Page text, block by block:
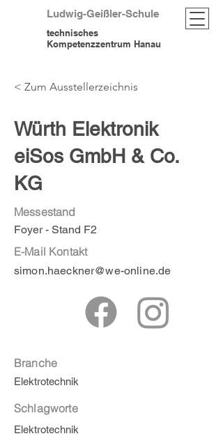
Ludwig-Geißler-Schule
technisches
Kompetenzzentrum Hanau
< Zum Ausstellerzeichnis
Würth Elektronik
eiSos GmbH & Co.
KG
Messestand
Foyer - Stand F2
E-Mail Kontakt
simon.haeckner@we-online.de
Branche
Elektrotechnik
Schlagworte
Elektrotechnik